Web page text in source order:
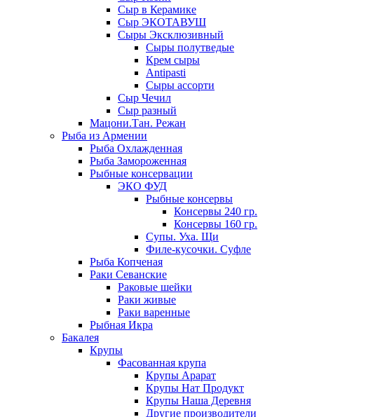
Сыр в Керамике
Сыр ЭКОТАВУШ
Сыры Эксклюзивный
Сыры полутведые
Крем сыры
Antipasti
Сыры ассорти
Сыр Чечил
Сыр разный
Мацони.Тан. Режан
Рыба из Армении
Рыба Охлажденная
Рыба Замороженная
Рыбные консервации
ЭКО ФУД
Рыбные консервы
Консервы 240 гр.
Консервы 160 гр.
Супы. Уха. Щи
Филе-кусочки. Суфле
Рыба Копченая
Раки Севанские
Раковые шейки
Раки живые
Раки варенные
Рыбная Икра
Бакалея
Крупы
Фасованная крупа
Крупы Арарат
Крупы Нат Продукт
Крупы Наша Деревня
Другие производители